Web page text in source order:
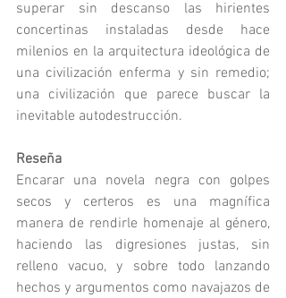
superar sin descanso las hirientes
concertinas instaladas desde hace
milenios en la arquitectura ideológica de
una civilización enferma y sin remedio;
una civilización que parece buscar la
inevitable autodestrucción.
Reseña
Encarar una novela negra con golpes
secos y certeros es una magnífica
manera de rendirle homenaje al género,
haciendo las digresiones justas, sin
relleno vacuo, y sobre todo lanzando
hechos y argumentos como navajazos de